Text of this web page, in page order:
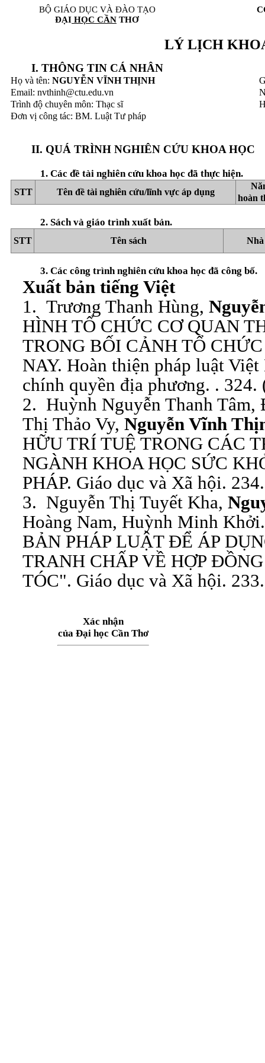
BỘ GIÁO DỤC VÀ ĐÀO TẠO
ĐẠI HỌC CẦN THƠ
LÝ LỊCH
I. THÔNG TIN CÁ NHÂN
Họ và tên: NGUYỄN VĨNH THỊNH
Email: nvthinh@ctu.edu.vn
Trình độ chuyên môn: Thạc sĩ
Đơn vị công tác: BM. Luật Tư pháp
II. QUÁ TRÌNH NGHIÊN CỨU KHOA HỌC
1. Các đề tài nghiên cứu khoa học đã thực hiện.
STT Tên đề tài nghiên cứu/lĩnh vực áp dụng
hoàn
2. Sách và giáo trình xuất bản.
STT Tên sách
3. Các công trình nghiên cứu khoa học đã công bố.
Xuất bản tiếng Việt
1. Trương Thanh Hùng,
HÌNH TỔ CHỨC CƠ QUAN
TRONG BỐI CẢNH TỔ
NAY. Hoàn thiện pháp luật
chính quyền địa phương. . 324.
2. Huỳnh Nguyễn Thanh
Thị Thảo Vy, Nguyễn Vĩnh
HỮU TRÍ TUỆ TRONG CÁC
NGÀNH KHOA HỌC SỨC
PHÁP. Giáo dục và Xã hội.
3. Nguyễn Thị Tuyết Kha,
Hoàng Nam, Huỳnh Minh
BẢN PHÁP LUẬT ĐỂ ÁP
TRANH CHẤP VỀ HỢP
TÓC". Giáo dục và Xã hội.
Xác nhận
của Đại học Cần Thơ